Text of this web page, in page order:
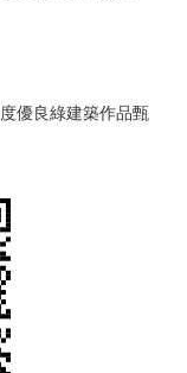
優良綠建築作品甄